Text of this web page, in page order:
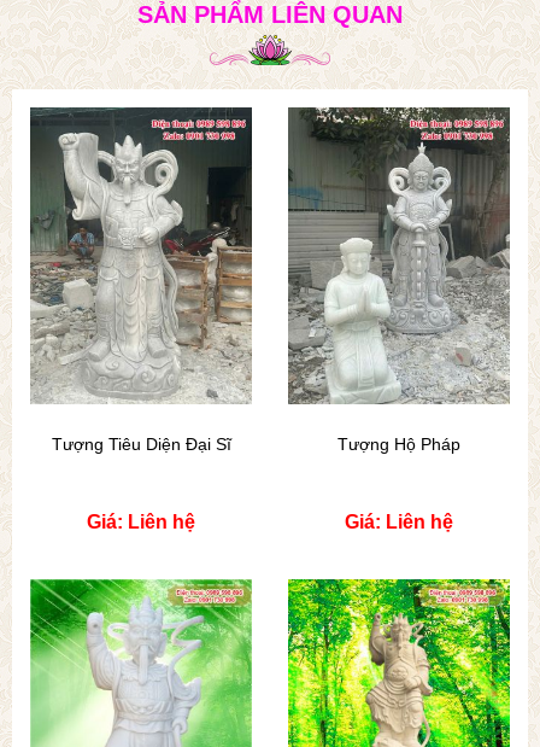
SẢN PHẨM LIÊN QUAN
Tượng Tiêu Diện Đại Sĩ
Giá: Liên hệ
Tượng Hộ Pháp
Giá: Liên hệ